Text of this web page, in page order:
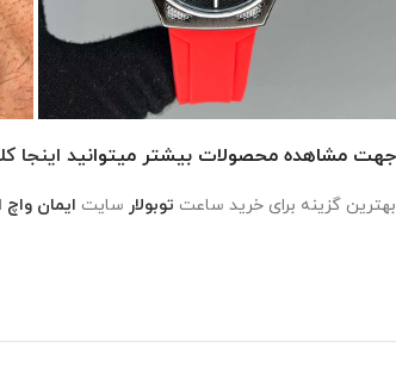
جهت مشاهده محصولات بیشتر میتوانید اینجا
بهترین گزینه برای خرید ساعت توبولار سایت ایمان واچ